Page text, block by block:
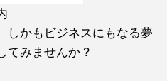
しかもビジネスにもなる夢
てみませんか？